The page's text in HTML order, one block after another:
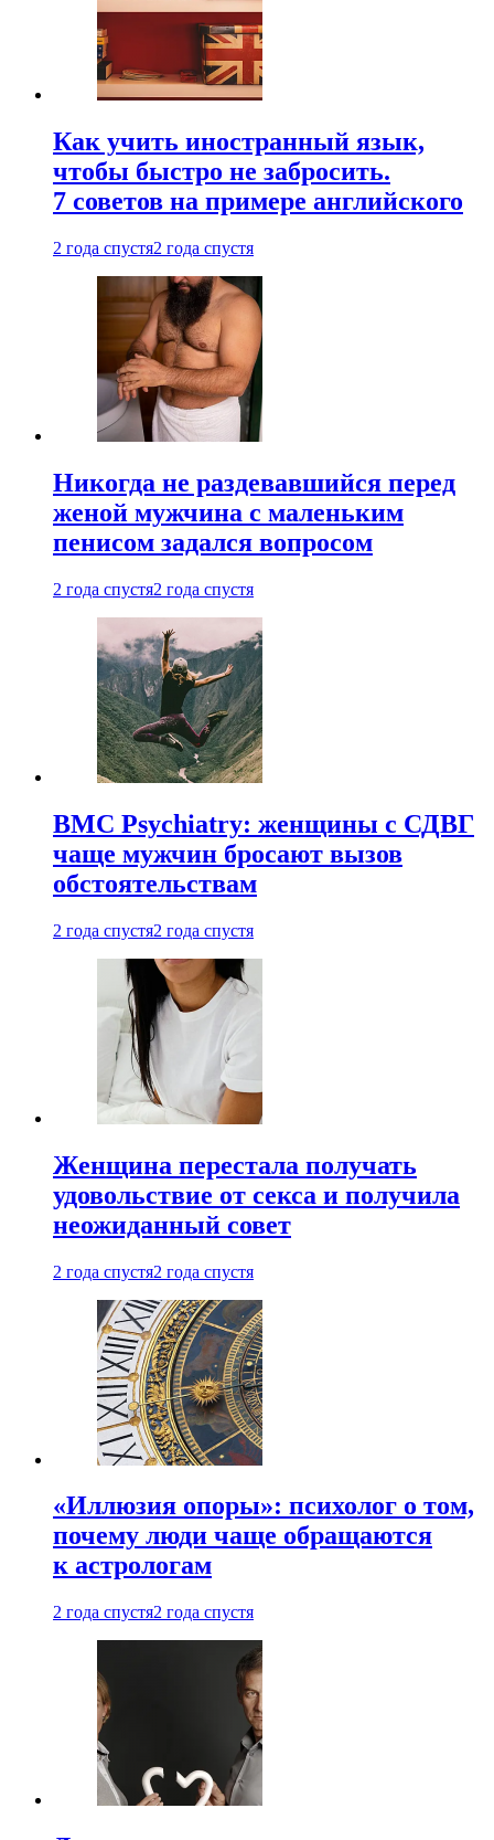
Как учить иностранный язык,
чтобы быстро не забросить.
7 советов на примере английского
2 года спустя2 года спустя
Никогда не раздевавшийся перед
женой мужчина с маленьким
пенисом задался вопросом
2 года спустя2 года спустя
BMC Psychiatry: женщины с СДВГ
чаще мужчин бросают вызов
обстоятельствам
2 года спустя2 года спустя
Женщина перестала получать
удовольствие от секса и получила
неожиданный совет
2 года спустя2 года спустя
«Иллюзия опоры»: психолог о том,
почему люди чаще обращаются
к астрологам
2 года спустя2 года спустя